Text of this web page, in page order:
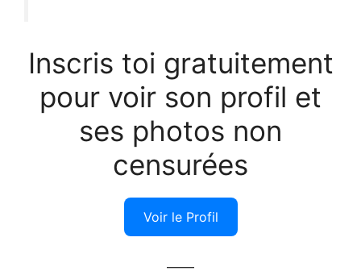
Inscris toi gratuitement
pour voir son profil et
ses photos non
censurées
Voir le Profil
——